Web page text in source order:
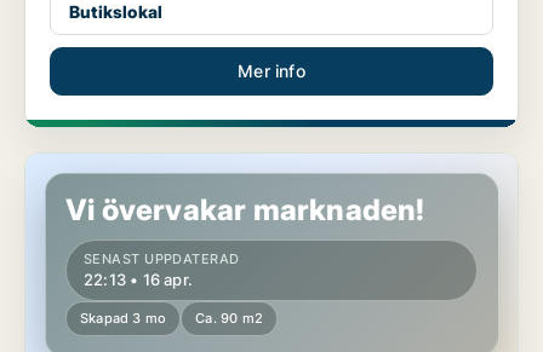
Butikslokal
Mer info
Butikslokal i Malmö Centrum
Vi övervakar marknaden!
SENAST UPPDATERAD
22:13 • 16 apr.
Skapad 3 mo Ca. 90 m2